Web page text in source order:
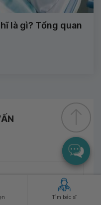
là gì? Tổng quan
Tìm bác sĩ